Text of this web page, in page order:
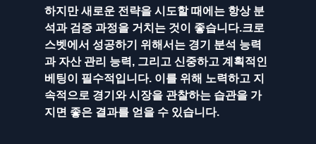
하지만 새로운 전략을 시도할 때에는 항상 분
석과 검증 과정을 거치는 것이 좋습니다.크로
스벳에서 성공하기 위해서는 경기 분석 능력
과 자산 관리 능력, 그리고 신중하고 계획적인
베팅이 필수적입니다. 이를 위해 노력하고 지
속적으로 경기와 시장을 관찰하는 습관을 가
지면 좋은 결과를 얻을 수 있습니다.